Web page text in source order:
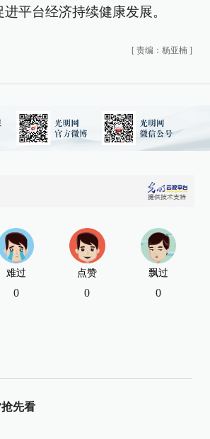
平台经济持续健康发展。
[ 责编：杨亚楠 ]
难过
0
点赞
0
飘过
0
先看